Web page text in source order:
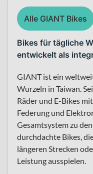
Alle GIANT Bikes
Bikes für tägliche
entwickelt als
GIANT ist ein
Wurzeln in Taiwan.
Räder und E-Bikes
Federung und
Gesamtsystem zu
durchdachte Bikes,
längeren Strecken
Leistung ausspielen.